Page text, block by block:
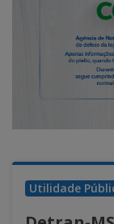
Utilidade